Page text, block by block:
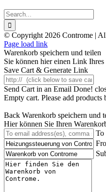
Search
for:
© Copyright 2026 Controme |
Facebook
Instagram
YouTube
Xing
Page load link
Warenkorb speichern und teilen
Sie können hier einen Link
Save Cart & Generate Link
Send Cart in an Email Done!
Empty cart. Please add products
Back Warenkorb speichern und
Hier können Sie Ihren
To